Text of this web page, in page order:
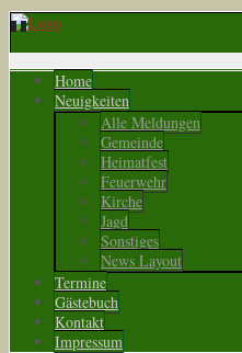
Home
Neuigkeiten
Alle Meldungen
Gemeinde
Heimatfest
Feuerwehr
Kirche
Jagd
Sonstiges
News Layout
Termine
Gästebuch
Kontakt
Impressum